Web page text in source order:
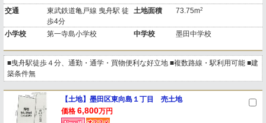
交通
東武鉄道亀戸線 曳舟駅 徒
歩4分
土地面積 73.75m2
小学校 第一寺島小学校 中学校 墨田中学校
■曳舟駅徒歩４分、通勤・通学・買物便利な好立地 ■複数路線・駅利用可能 ■建
築条件無
【土地】墨田区東向島１丁目 売土地
価格 6,800万円